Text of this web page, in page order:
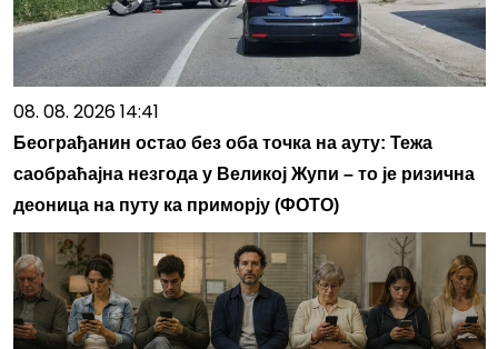
08. 08. 2026 14:41
Београђанин остао без оба точка на ауту: Тежа
саобраћајна незгода у Великој Жупи – то је ризична
деоница на путу ка приморју (ФОТО)